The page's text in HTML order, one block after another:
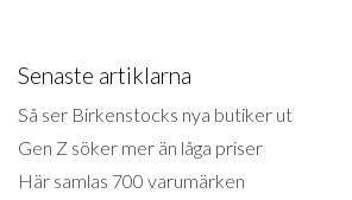
Senaste artiklarna
Så ser Birkenstocks nya butiker ut
Gen Z söker mer än låga priser
Här samlas 700 varumärken